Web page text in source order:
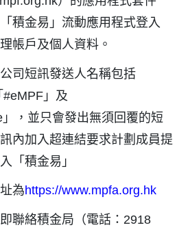
積金易」流動應用程式登入
帳戶及個人資料。
司短訊發送人名稱包括
#eMPF 」及
」，並只會發出無須回覆的短
內加入超連結要求計劃成員提
「積金易」
為https://www.mpfa.org.hk
聯絡積金局（電話： 2918